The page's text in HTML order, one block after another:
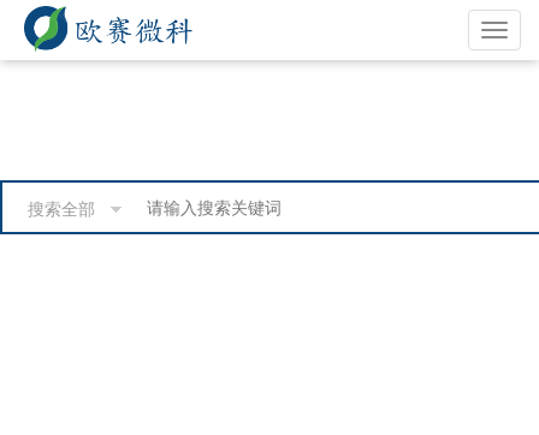
Toggle
搜索全部